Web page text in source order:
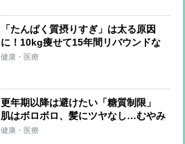
「たんぱく質摂りすぎ」は太る原因
に！10kg痩せて15年間リバウンドな
しの管理栄養士が語る
健康・医療
更年期以降は避けたい「糖質制限」
肌はボロボロ、髪にツヤなし…むやみ
にやると“老け”のもとに
健康・医療